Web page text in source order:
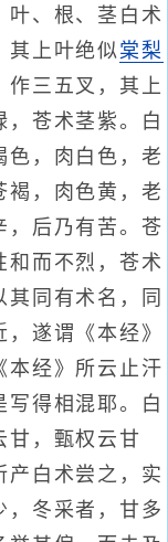
叶、根、茎白术
其上叶绝似棠梨
作三五叉，其上
，苍术茎紫。白
色，肉白色，老
褐，肉色黄，老
，后乃有苦。苍
和而不烈，苍术
同有术名，同
遂谓《本经》
本经》所云止汗
写得相混耶。白
甘，甄权云甘
产白术尝之，实
，冬采者，甘多